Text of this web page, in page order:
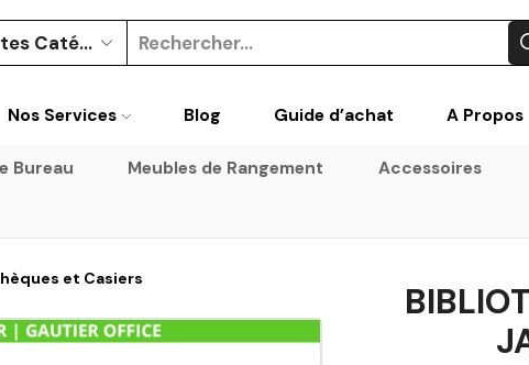
Nos Services Blog Guide d’achat A Propos
Bureau Meubles de Rangement Accessoires
et Casiers